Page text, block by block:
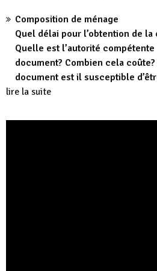
Composition de ménage
Quel délai pour l’obtention de
Quelle est l’autorité
document? Combien cela
document est il susceptible
lire la suite